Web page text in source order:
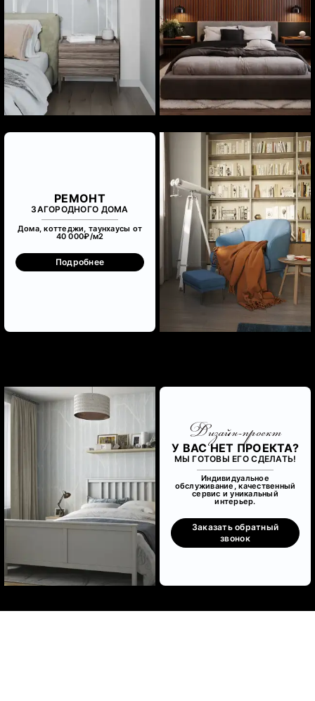
РЕМОНТ
ЗАГОРОДНОГО ДОМА
Дома, коттеджи, таунхаусы от
40 000₽/м2
Подробнее
Дизайн-проект
У ВАС НЕТ ПРОЕКТА?
МЫ ГОТОВЫ ЕГО СДЕЛАТЬ!
Индивидуальное
обслуживание, качественный
сервис и уникальный
интерьер.
Заказать обратный
звонок